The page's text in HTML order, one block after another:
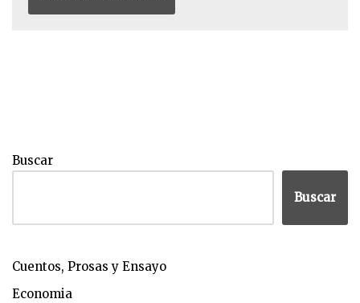
Buscar
Buscar
Cuentos, Prosas y Ensayo
Economia